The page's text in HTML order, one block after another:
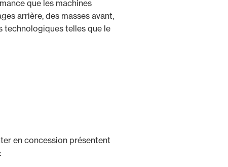
que les machines
arrière, des masses avant,
technologiques telles que le
en concession présentent